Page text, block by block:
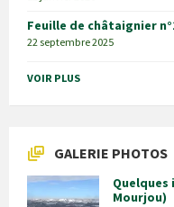
Feuille de châtaignier
22 septembre 2025
VOIR PLUS
GALERIE PHOTOS
Quelques
Mourjou)